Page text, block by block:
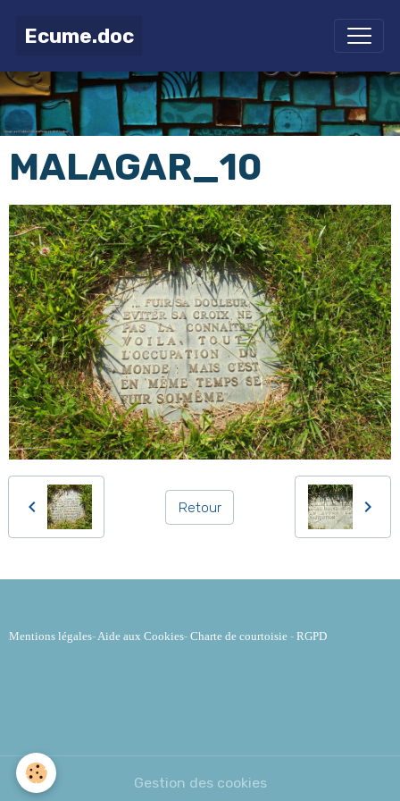
Ecume.doc
MALAGAR_10
Retour
Mentions légales-Aide aux Cookies- Charte de courtoisie - RGPD
Gestion des cookies